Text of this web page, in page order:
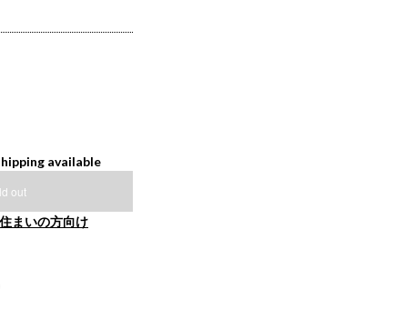
available
out
まいの方向け